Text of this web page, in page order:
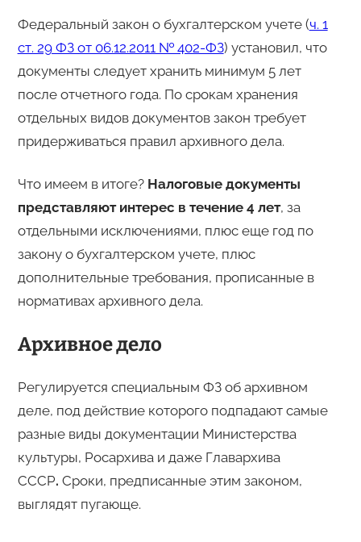
Федеральный закон о бухгалтерском учете (ч. 1
ст. 29 ФЗ от 06.12.2011 № 402-ФЗ) установил, что
документы следует хранить минимум 5 лет
после отчетного года. По срокам хранения
отдельных видов документов закон требует
придерживаться правил архивного дела.
Что имеем в итоге? Налоговые документы
представляют интерес в течение 4 лет, за
отдельными исключениями, плюс еще год по
закону о бухгалтерском учете, плюс
дополнительные требования, прописанные в
нормативах архивного дела.
Архивное дело
Регулируется специальным ФЗ об архивном
деле, под действие которого подпадают самые
разные виды документации Министерства
культуры, Росархива и даже Главархива
СССР. Сроки, предписанные этим законом,
выглядят пугающе.